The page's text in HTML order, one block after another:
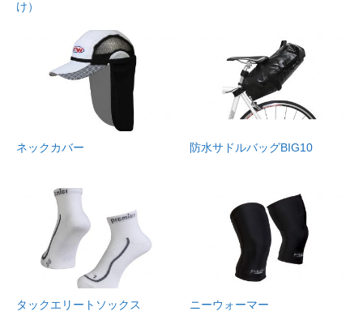
け）
ネックカバー 防水サドルバッグBIG10
タックエリートソックス ニーウォーマー